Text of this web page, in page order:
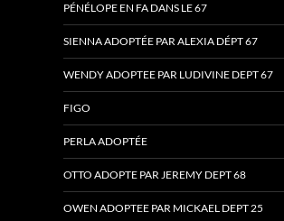
PÉNÉLOPE EN FA DANS LE 67
SIENNA ADOPTÉE PAR ALEXIA DÉPT 67
WENDY ADOPTEE PAR LUDIVINE DEPT 67
FIGO
PERLA ADOPTÉE
OTTO ADOPTE PAR JEREMY DEPT 68
OWEN ADOPTEE PAR MICKAEL DEPT 25